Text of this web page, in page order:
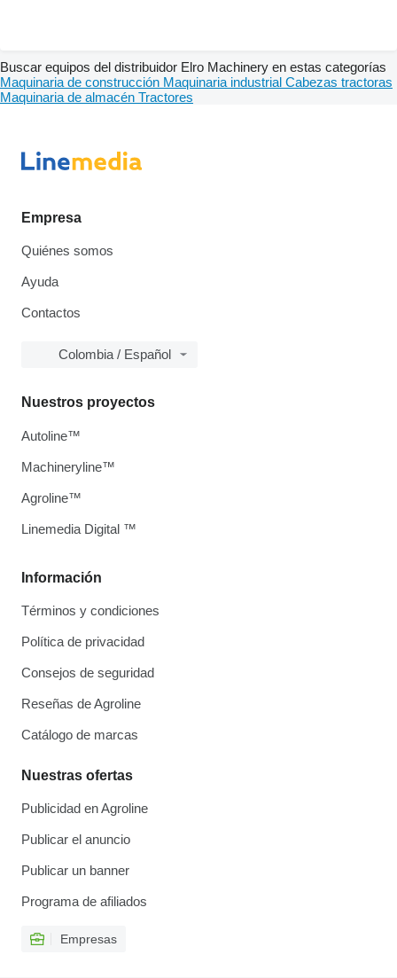
Buscar equipos del distribuidor Elro Machinery en estas categorías
Maquinaria de construcción Maquinaria industrial Cabezas tractoras
Maquinaria de almacén Tractores
Empresa
Quiénes somos
Ayuda
Contactos
Colombia / Español
Información
Términos y condiciones
Política de privacidad
Consejos de seguridad
Reseñas de Agroline
Catálogo de marcas
Nuestras ofertas
Publicidad en Agroline
Publicar el anuncio
Publicar un banner
Programa de afiliados
Empresas
Nuestros proyectos
Autoline™
Machineryline™
Agroline™
Linemedia Digital ™